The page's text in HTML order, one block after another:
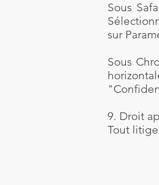
Sous
sur
Sous
9. Droit
Tout